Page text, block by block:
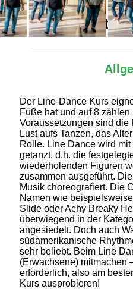
Alles
Der Line-Dance Kurs
Füße hat und auf 8 zählen
Voraussetzungen sind die
Lust aufs Tanzen, das
Rolle. Line Dance wird
getanzt, d.h. die
wiederholenden Figuren
zusammen ausgeführt.
Musik choreografiert. Die
Namen wie
Slide oder Achy Breaky
überwiegend in der
angesiedelt. Doch auch
südamerikanische
sehr beliebt. Beim Line
(Erwachsene) mitmachen
erforderlich, also am
Kurs ausprobieren!